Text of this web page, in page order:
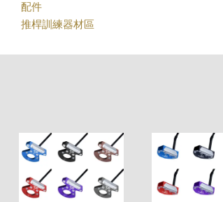
配件
推桿訓練器材區